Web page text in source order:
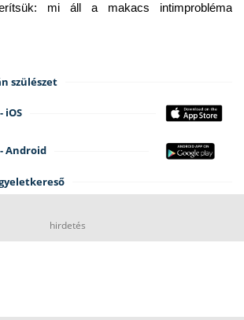
mi áll a makacs intimprobléma
szülészet
iOS
Android
hirdetés